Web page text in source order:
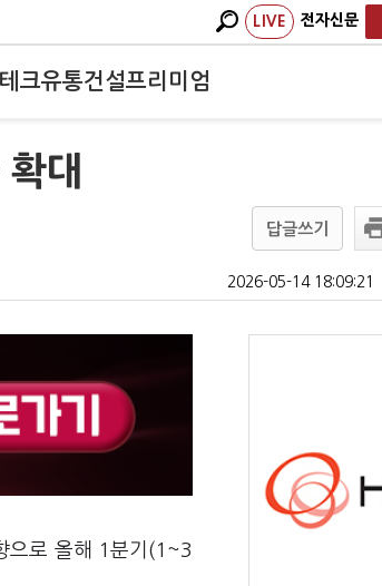
LIVE 전자신문
테크유통건설프리미엄
대
답글쓰기
2026-05-14 18:09:21
으로 올해 1분기(1~3